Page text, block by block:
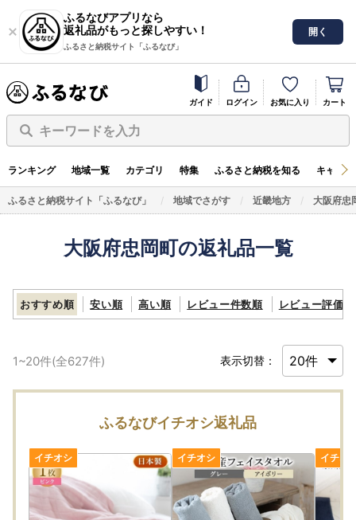
ふるなびアプリなら
返礼品がもっと探しやすい！
ふるさと納税サイト「ふるなび」
開く
ガイド ログイン お気に入り カート
キーワードを入力
ランキング 地域一覧 カテゴリ 特集 ふるさと納税を知る キャン
ふるさと納税サイト「ふるなび」 地域でさがす 近畿地方 大阪府忠
大阪府忠岡町の返礼品一覧
おすすめ順 安い順 高い順 レビュー件数順 レビュー評価順
1~20件(全627件) 表示切替：
ふるなびイチオシ返礼品